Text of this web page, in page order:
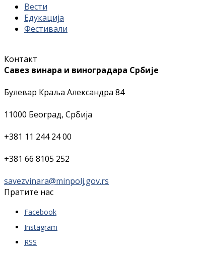
Вести
Едукација
Фестивали
Контакт
Савез винара и виноградара Србије
Булевар Краља Александра 84
11000 Београд, Србија
+381 11 244 24 00
+381 66 8105 252
savezvinara@minpolj.gov.rs
Пратите нас
Facebook
Instagram
RSS